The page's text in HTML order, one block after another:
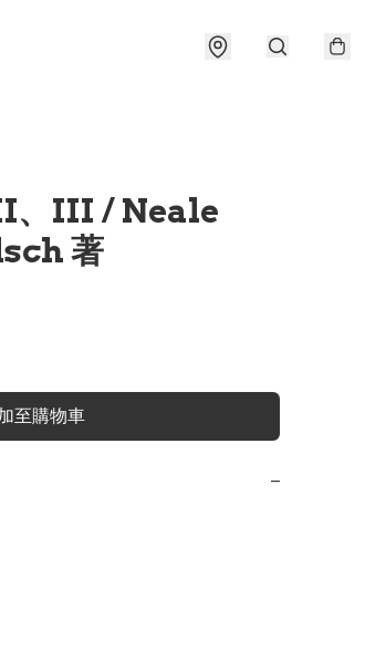
、III / Neale
著
至購物車
−